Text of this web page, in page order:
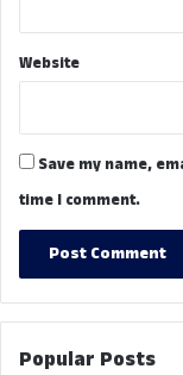
Website
Save my name,
time I comment.
Popular Posts